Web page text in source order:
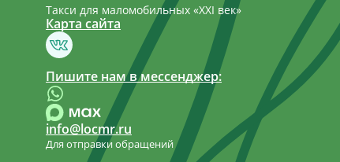
Такси для маломобильных «XXI век»
Карта сайта
Пишите нам в мессенджер:
info@locmr.ru
Для отправки обращений